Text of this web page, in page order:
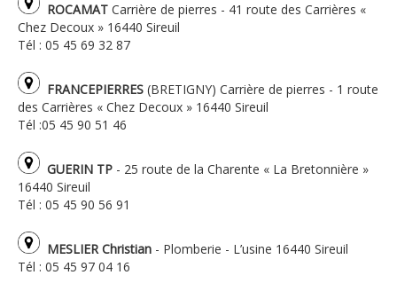
ROCAMAT Carrière de pierres - 41 route des Carrières «
Chez Decoux » 16440 Sireuil
Tél : 05 45 69 32 87
FRANCEPIERRES (BRETIGNY) Carrière de pierres - 1 route
des Carrières « Chez Decoux » 16440 Sireuil
Tél :05 45 90 51 46
GUERIN TP - 25 route de la Charente « La Bretonnière »
16440 Sireuil
Tél : 05 45 90 56 91
MESLIER Christian - Plomberie - L’usine 16440 Sireuil
Tél : 05 45 97 04 16